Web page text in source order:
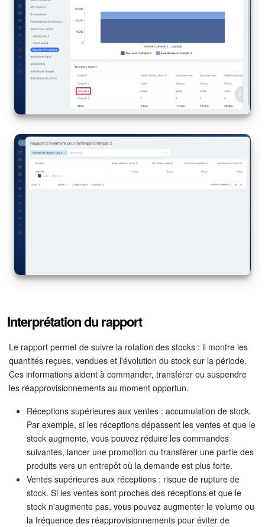
Interprétation du rapport
Le rapport permet de suivre la rotation des stocks : il montre les
quantités reçues, vendues et l'évolution du stock sur la période.
Ces informations aident à commander, transférer ou suspendre
les réapprovisionnements au moment opportun.
Réceptions supérieures aux ventes : accumulation de stock.
Par exemple, si les réceptions dépassent les ventes et que le
stock augmente, vous pouvez réduire les commandes
suivantes, lancer une promotion ou transférer une partie des
produits vers un entrepôt où la demande est plus forte.
Ventes supérieures aux réceptions : risque de rupture de
stock. Si les ventes sont proches des réceptions et que le
stock n'augmente pas, vous pouvez augmenter le volume ou
la fréquence des réapprovisionnements pour éviter de